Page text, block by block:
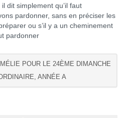
dit simplement qu’il faut
pardonner, sans en préciser les
ou s’il y a un cheminement
pardonner
POUR LE 24ÈME DIMANCHE
ANNÉE A